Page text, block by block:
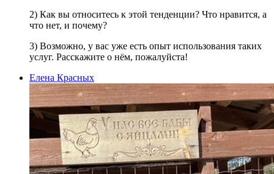
2) Как вы относитесь к этой тенденции? Что нравится, а
что нет, и почему?
3) Возможно, у вас уже есть опыт использования таких
услуг. Расскажите о нём, пожалуйста!
Елена Красных